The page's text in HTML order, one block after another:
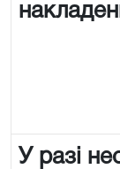
У разі